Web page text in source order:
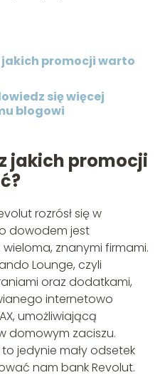
jakich promocji warto
się więcej
blogowi
jakich promocji
rozrósł się w
dowodem jest
znanymi firmami.
Lounge, czyli
oraz dodatkami,
internetowo
umożliwiającą
domowym zaciszu.
jedynie mały odsetek
nam bank Revolut.